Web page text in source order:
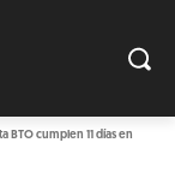
BTO cumplen 11 días en